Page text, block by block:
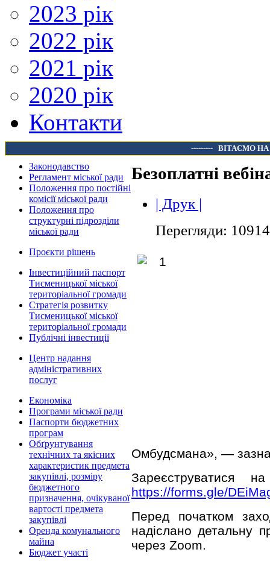
2023 рік
2022 рік
2021 рік
2020 рік
Контакти
--------- ВІТАЄМО
Законодавство
Регламент міської ради
Положення про постійні
комісії міської ради
Положення про
структурні підрозділи
міської ради
Проєкти рішень
Інвестиційний паспорт
Тисменицької міської
територіальної громади
Стратегія розвитку
Тисменицької міської
територіальної громади
Публічні інвестиції
Центр надання
адміністративних
послуг
Економіка
Програми міської ради
Паспорти бюджетних
програм
Обґрунтування
технічних та якісних
характеристик предмета
закупівлі, розміру
бюджетного
призначення, очікуваної
вартості предмета
закупівлі
Оренда комунального
майна
Бюджет участі
Безоплатні
| Друк |
Перегляди: 10914
Омбудсмана», —
Зареєструватися
https://forms.gle/
Перед початком
надіслано детальну
через Zoom.